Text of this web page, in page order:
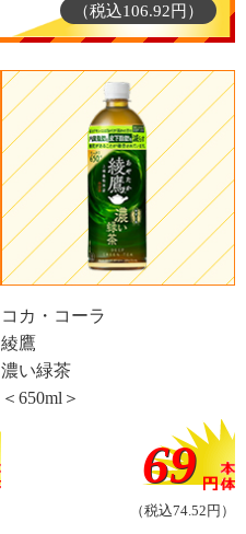
（税込106.92円）
コカ・コーラ
綾鷹
濃い緑茶
＜650ml＞
69
（税込74.52円）